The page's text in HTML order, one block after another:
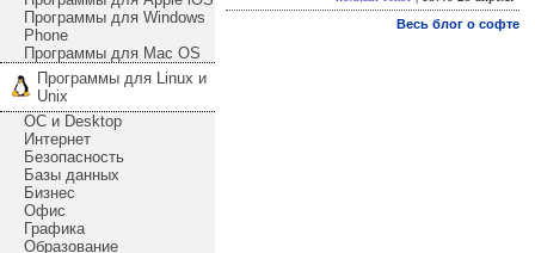
Программы для Windows
Phone
Программы для Mac OS
Программы для Linux и
Unix
ОС и Desktop
Интернет
Безопасность
Базы данных
Бизнес
Офис
Графика
Образование
Весь блог о софте